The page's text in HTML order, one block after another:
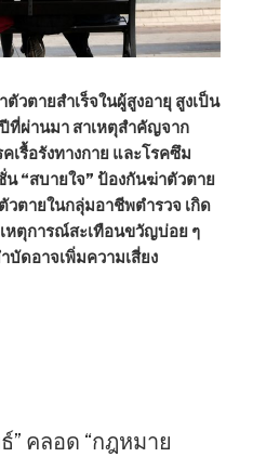
วตายสำเร็จในผู้สูงอายุ สูงเป็น
ที่ผ่านมา สาเหตุสำคัญจาก
รื้อรังทางกาย และโรคซึม
“สบายใจ” ป้องกันฆ่าตัวตาย
ตายในกลุ่มอาชีพตำรวจ เกิด
หตุการณ์สะเทือนขวัญบ่อย ๆ
บัดอาจเพิ่มความเสี่ยง
” คลอด “กฎหมาย